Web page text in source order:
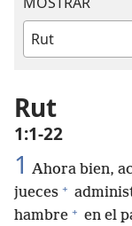
Libro
la
Biblia
Rut
1:1-22
1 Ahora bien,
jueces +
hambre + en el